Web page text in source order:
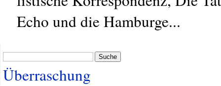
Echo und die Hamburge...
Suche
Überraschung